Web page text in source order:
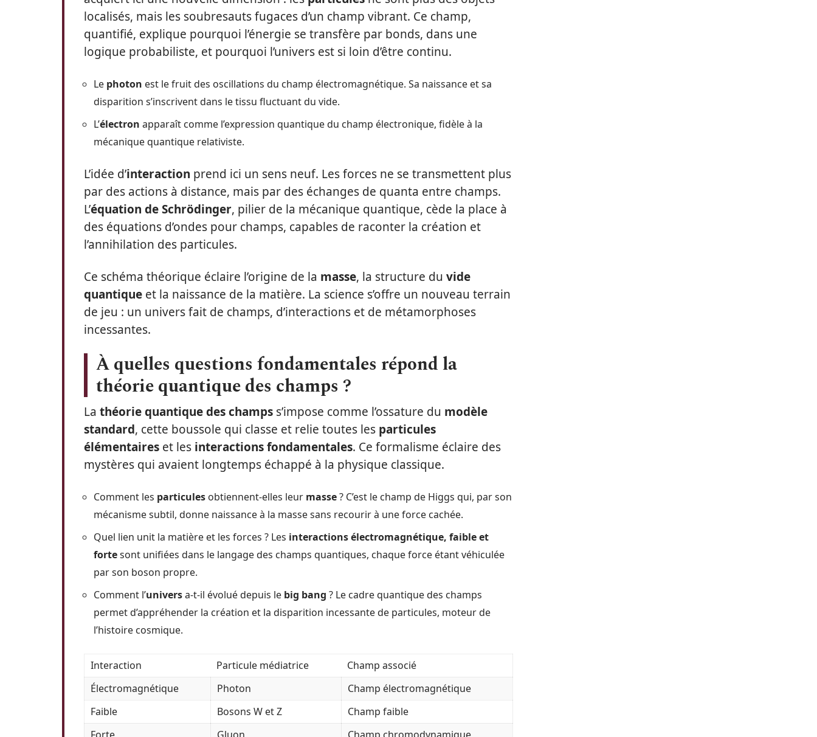
localisés, mais les soubresauts fugaces d’un champ vibrant. Ce champ,
quantifié, explique pourquoi l’énergie se transfère par bonds, dans une
logique probabiliste, et pourquoi l’univers est si loin d’être continu.
Le photon est le fruit des oscillations du champ électromagnétique. Sa naissance et sa
disparition s’inscrivent dans le tissu fluctuant du vide.
L’électron apparaît comme l’expression quantique du champ électronique, fidèle à la
mécanique quantique relativiste.
L’idée d’interaction prend ici un sens neuf. Les forces ne se transmettent plus
par des actions à distance, mais par des échanges de quanta entre champs.
L’équation de Schrödinger, pilier de la mécanique quantique, cède la place à
des équations d’ondes pour champs, capables de raconter la création et
l’annihilation des particules.
Ce schéma théorique éclaire l’origine de la masse, la structure du vide
quantique et la naissance de la matière. La science s’offre un nouveau terrain
de jeu : un univers fait de champs, d’interactions et de métamorphoses
incessantes.
À quelles questions fondamentales répond la
théorie quantique des champs ?
La théorie quantique des champs s’impose comme l’ossature du modèle
standard, cette boussole qui classe et relie toutes les particules
élémentaires et les interactions fondamentales. Ce formalisme éclaire des
mystères qui avaient longtemps échappé à la physique classique.
Comment les particules obtiennent-elles leur masse? C’est le champ de Higgs qui, par son
mécanisme subtil, donne naissance à la masse sans recourir à une force cachée.
Quel lien unit la matière et les forces ? Les interactions électromagnétique, faible et
fortesont unifiées dans le langage des champs quantiques, chaque force étant véhiculée
par son boson propre.
Comment l’universa-t-il évolué depuis le big bang ? Le cadre quantique des champs
permet d’appréhender la création et la disparition incessante de particules, moteur de
l’histoire cosmique.
Interaction Particule médiatrice
Champ associé
Électromagnétique
Photon
Champ électromagnétique
Faible
Bosons W et Z
Champ faible